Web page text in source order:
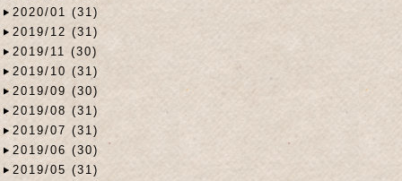
2020/01 (31)
2019/12 (31)
2019/11 (30)
2019/10 (31)
2019/09 (30)
2019/08 (31)
2019/07 (31)
2019/06 (30)
2019/05 (31)